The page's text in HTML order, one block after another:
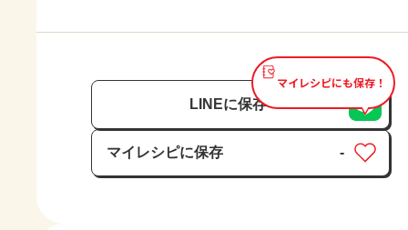
マイレシピにも保存！
LINEに保存
マイレシピに保存
保存済み
-